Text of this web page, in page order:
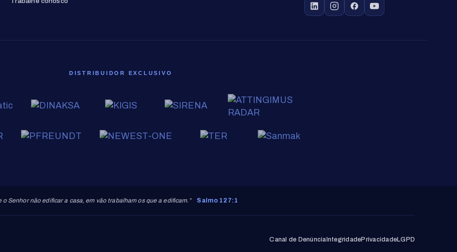
DISTRIBUIDOR EXCLUSIVO
o Senhor não edificar a casa, em vão trabalham os que a edificam.” Salmo 127:1
Canal de Denúncia IntegridadePrivacidadeLGPD